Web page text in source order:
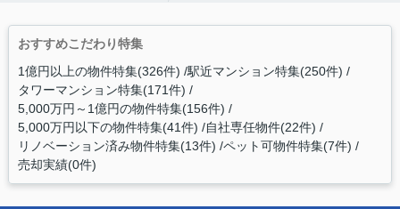
おすすめこだわり特集
1億円以上の物件特集(326件) 駅近マンション特集(250件)
タワーマンション特集(171件)
5,000万円～1億円の物件特集(156件)
5,000万円以下の物件特集(41件) 自社専任物件(22件)
リノベーション済み物件特集(13件) ペット可物件特集(7件)
売却実績(0件)